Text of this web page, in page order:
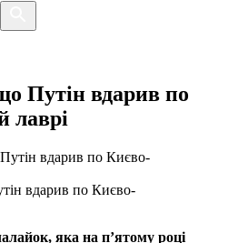
Путін вдарив по
лаврі
вдарив по Києво-
яка на п’ятому році